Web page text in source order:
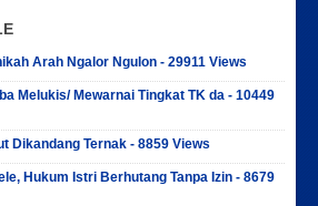
Arah Ngalor Ngulon - 29911 Views
Melukis/ Mewarnai Tingkat TK da - 10449
Dikandang Ternak - 8859 Views
Hukum Istri Berhutang Tanpa Izin - 8679